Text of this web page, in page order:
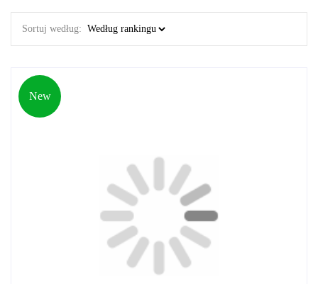
Sortuj według:
New